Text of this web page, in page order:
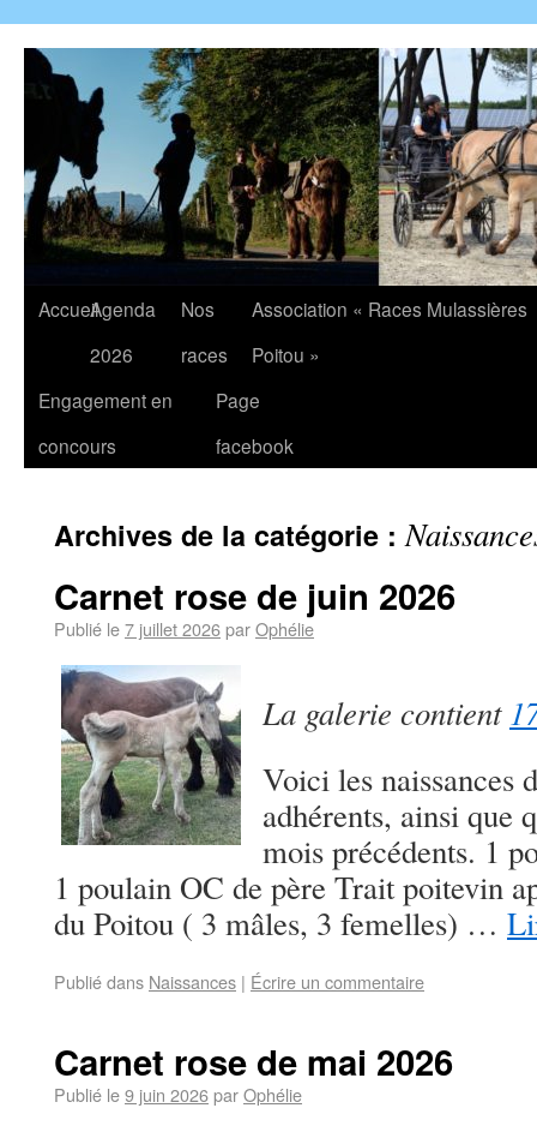
AccueilAgenda
2026
Nos
races
Association « Races Mulassières
Poitou »
Engagement en
concours
Page
facebook
Archives de la catégorie :
Carnet rose de juin 2026
Publié le7 juillet 2026parOphélie
La galerie contient
Voici les naissances
adhérents, ainsi que
mois précédents. 1
1 poulain OC de père Trait poitevin
du Poitou ( 3 mâles, 3 femelles) …
Publié dans Naissances | Écrire un commentaire
Carnet rose de mai 2026
Publié le9 juin 2026parOphélie